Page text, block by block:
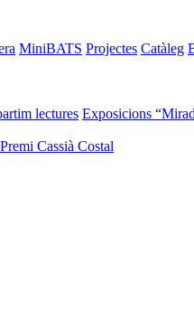
MiniBATS Projectes Catàleg
lectures Exposicions
Premi Cassià Costal